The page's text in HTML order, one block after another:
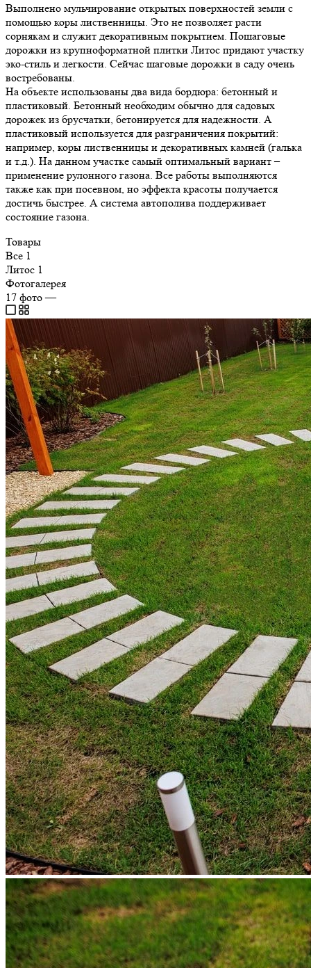
Выполнено мульчирование открытых поверхностей земли с
помощью коры лиственницы. Это не позволяет расти
сорнякам и служит декоративным покрытием. Пошаговые
дорожки из крупноформатной плитки Литос придают участку
эко-стиль и легкости. Сейчас шаговые дорожки в саду очень
востребованы.
На объекте использованы два вида бордюра: бетонный и
пластиковый. Бетонный необходим обычно для садовых
дорожек из брусчатки, бетонируется для надежности. А
пластиковый используется для разграничения покрытий:
например, коры лиственницы и декоративных камней (галька
и т.д.). На данном участке самый оптимальный вариант –
применение рулонного газона. Все работы выполняются
также как при посевном, но эффекта красоты получается
достичь быстрее. А система автополива поддерживает
состояние газона.
Товары
Все 1
Литос 1
Фотогалерея
17 фото—